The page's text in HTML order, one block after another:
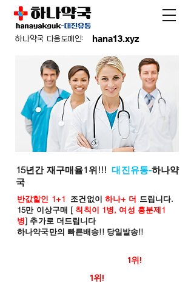
hana13.xyz
하나약국 다음도메인:
15년간 재구매율1위!!!대진유통-하나약
국
반값할인 1+1 조건없이 하나+ 더 드립니다.
15만 이상구매 [ 칙칙이 1병, 여성 흥분제1
병] 추가로 더드립니다
하나약국만의 빠른배송!! 당일발송!!
1위!
1위!